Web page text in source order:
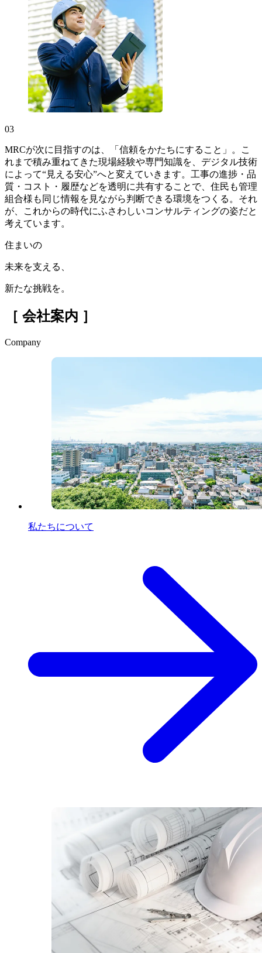
03
MRCが次に目指すのは、「信頼をかたちにすること」。こ
れまで積み重ねてきた現場経験や専門知識を、デジタル技術
によって“見える安心”へと変えていきます。工事の進捗・品
質・コスト・履歴などを透明に共有することで、住民も管理
組合様も同じ情報を見ながら判断できる環境をつくる。それ
が、これからの時代にふさわしいコンサルティングの姿だと
考えています。
住まいの
未来を支える、
新たな挑戦を。
［ 会社案内 ］
Company
私たちについて